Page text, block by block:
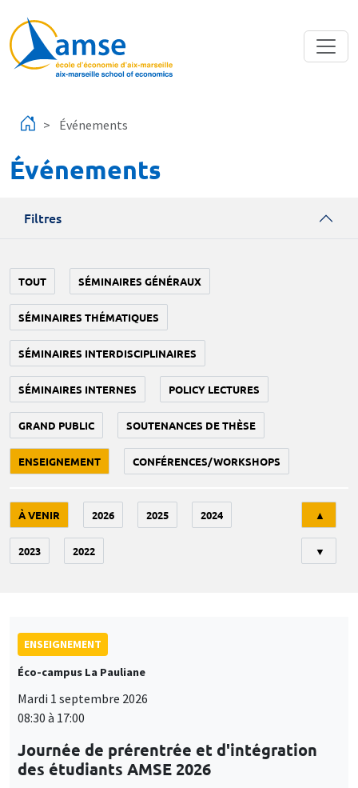
Événements
Événements
Filtres
TOUT SÉMINAIRES GÉNÉRAUX
SÉMINAIRES THÉMATIQUES
SÉMINAIRES INTERDISCIPLINAIRES
SÉMINAIRES INTERNES POLICY LECTURES
GRAND PUBLIC SOUTENANCES DE THÈSE
ENSEIGNEMENT CONFÉRENCES/WORKSHOPS
À VENIR 2026 2025 2024
2023 2022
▲
▼
ENSEIGNEMENT
Éco-campus La Pauliane
Mardi 1 septembre 2026
08:30 à 17:00
Journée de prérentrée et d'intégration
des étudiants AMSE 2026